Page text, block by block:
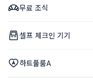
무료 조식
셀프 체크인 기기
하트풀룸A